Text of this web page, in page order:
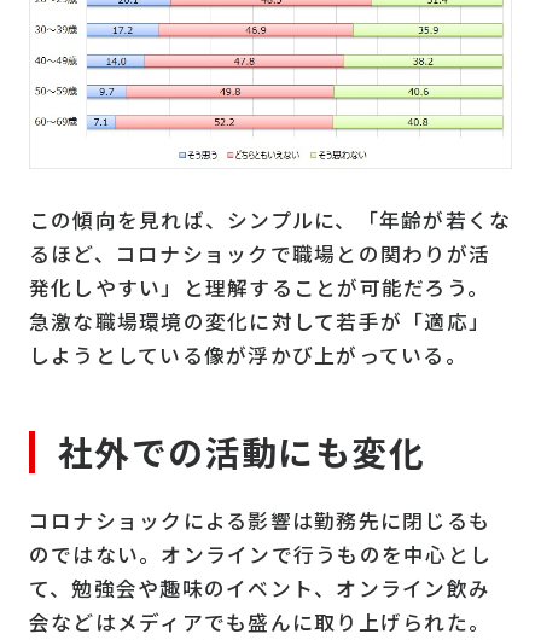
この傾向を見れば、シンプルに、「年齢が若くな
るほど、コロナショックで職場との関わりが活
発化しやすい」と理解することが可能だろう。
急激な職場環境の変化に対して若手が「適応」
しようとしている像が浮かび上がっている。
社外での活動にも変化
コロナショックによる影響は勤務先に閉じるも
のではない。オンラインで行うものを中心とし
て、勉強会や趣味のイベント、オンライン飲み
会などはメディアでも盛んに取り上げられた。